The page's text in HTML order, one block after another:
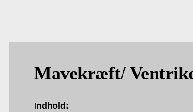
Mavekræft/
Indhold: